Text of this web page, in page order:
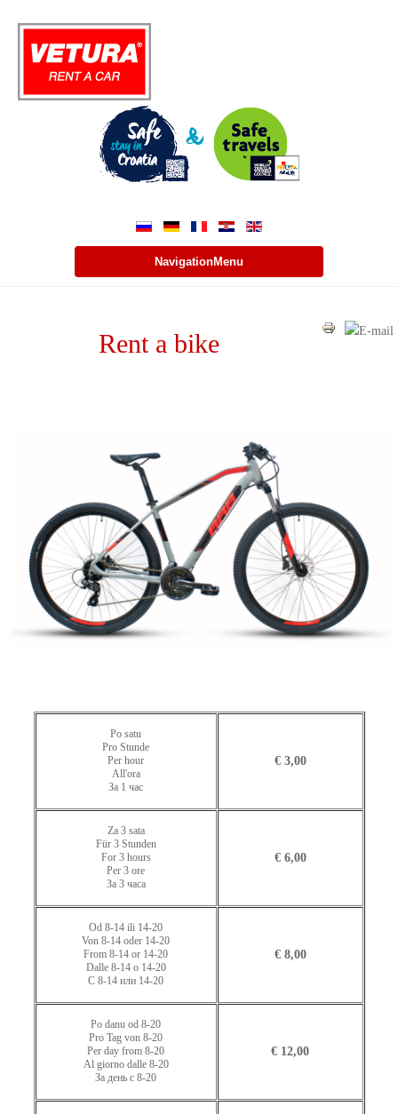
NavigationMenu
Rent a bike
Po satu
Pro Stunde
Per hour
All'ora
За 1 час
€ 3,00
Za 3 sata
Für 3 Stunden
For 3 hours
Per 3 ore
За 3 часа
€ 6,00
Od 8-14 ili 14-20
Von 8-14 oder 14-20
From 8-14 or 14-20
Dalle 8-14 o 14-20
С 8-14 или 14-20
€ 8,00
Po danu od 8-20
Pro Tag von 8-20
Per day from 8-20
Al giorno dalle 8-20
За день с 8-20
€ 12,00